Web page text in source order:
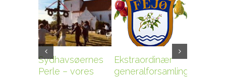
Sydhavsøernes
Perle – vores
Ekstraordinær
generalforsamling